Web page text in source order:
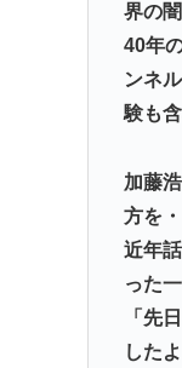
軍事アナリス
少ない。民
発動すべき」
握手のみ 8月
"テレビ大好
【悲報】イ
流石に擁護
野口健氏 猛
られた野球球
界の
40年
ンネ
験も
加藤
方を・
近年
った
「先
した